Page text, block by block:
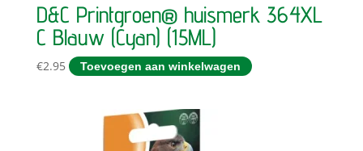
D&C Printgroen® huismerk 364XL
C Blauw (Cyan) (15ML)
€2.95 Toevoegen aan winkelwagen